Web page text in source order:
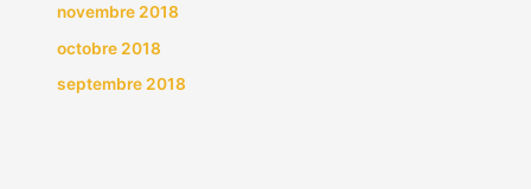
novembre 2018
octobre 2018
septembre 2018